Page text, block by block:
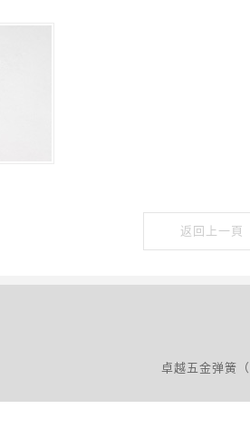
返回上一頁
昆山）有限公司版权所